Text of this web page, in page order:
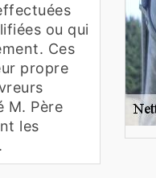
ou qui
Ces
propre
M. Père
les